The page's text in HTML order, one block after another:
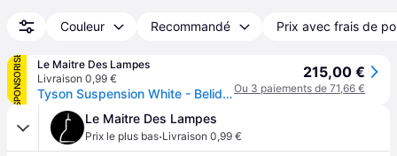
Couleur Recommandé Prix avec frais de
SPONSORISÉ
Le Maitre Des Lampes
Livraison 0,99 €
Tyson Suspension White - Belid - Salle à manger - Métal
215,00 €
Ou 3 paiements de 71,66 €
Le Maitre Des Lampes
Prix le plus bas·Livraison 0,99 €